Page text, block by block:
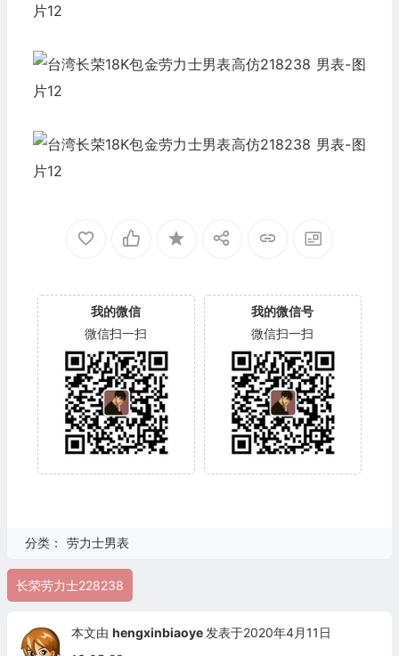
我的微信
微信扫一扫
我的微信号
微信扫一扫
分类： 劳力士男表
长荣劳力士228238
本文由 hengxinbiaoye 发表于2020年4月11日